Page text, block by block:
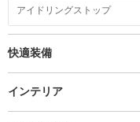
アイドリングストップ
快適装備
インテリア